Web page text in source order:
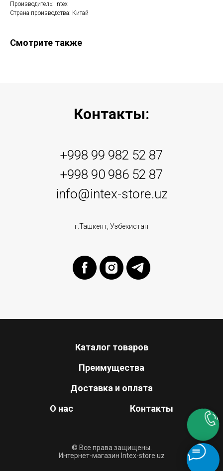
Производитель: Intex
Страна производства: Китай
Смотрите также
Контакты:
+998 99 982 52 87
+998 90 986 52 87
info@intex-store.uz
г.Ташкент, Узбекистан
Каталог товаров
Преимущества
Доставка и оплата
О нас
Контакты
© Все права защищены.
Интернет-магазин Intex-store.uz